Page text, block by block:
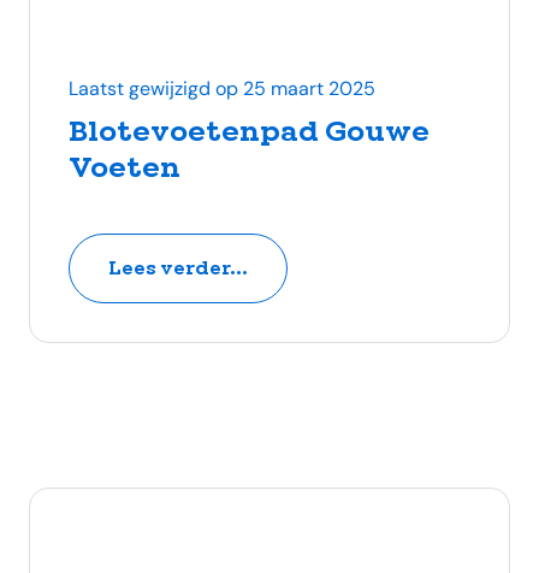
Blotevoetenpad Gouwe
Voeten
Laatst gewijzigd op 25 maart 2025
Lees verder...